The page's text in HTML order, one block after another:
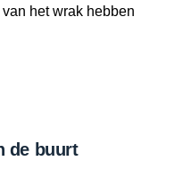
het wrak hebben
de buurt